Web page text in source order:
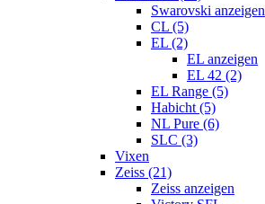
Swarovski anzeigen
CL (5)
EL (2)
EL anzeigen
EL 42 (2)
EL Range (5)
Habicht (5)
NL Pure (6)
SLC (3)
Vixen
Zeiss (21)
Zeiss anzeigen